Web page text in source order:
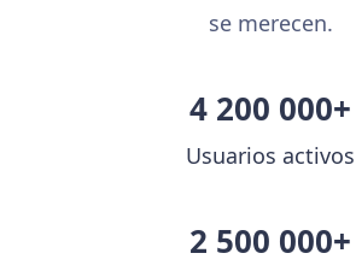
se merecen.
4 200 000+
Usuarios activos
2 500 000+